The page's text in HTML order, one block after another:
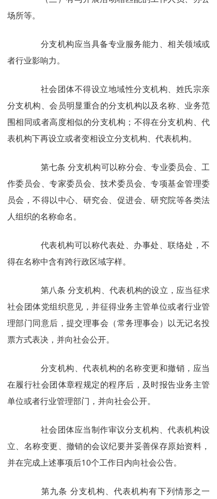
场所等。
分支机构应当具备专业服务能力、相关领域或
者行业影响力。
社会团体不得设立地域性分支机构、姓氏宗亲
分支机构、会员明显重合的分支机构以及名称、业务范
围相同或者高度相似的分支机构；不得在分支机构、代
表机构下再设立或者变相设立分支机构、代表机构。
第七条 分支机构可以称分会、专业委员会、工
作委员会、专家委员会、技术委员会、专项基金管理委
员会，不得以中心、研究会、促进会、研究院等各类法
人组织的名称命名。
代表机构可以称代表处、办事处、联络处，不
得在名称中含有跨行政区域字样。
第八条 分支机构、代表机构的设立，应当征求
社会团体党组织意见，并征得业务主管单位或者行业管
理部门同意后，提交理事会（常务理事会）以无记名投
票方式表决，并向社会公开。
分支机构、代表机构的名称变更和撤销，应当
在履行社会团体章程规定的程序后，及时报告业务主管
单位或者行业管理部门，并向社会公开。
社会团体应当制作审议分支机构、代表机构设
立、名称变更、撤销的会议纪要并妥善保存原始资料，
并在完成上述事项后10个工作日内向社会公告。
第九条 分支机构、代表机构有下列情形之一